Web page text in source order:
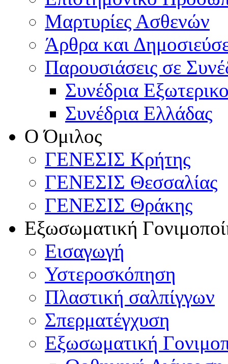
Μαρτυρίες Ασθενών
Άρθρα και
Παρουσιάσεις σε
Συνέδρια
Συνέδρια Ελλάδας
Ο Όμιλος
ΓΕΝΕΣΙΣ Κρήτης
ΓΕΝΕΣΙΣ Θεσσαλίας
ΓΕΝΕΣΙΣ Θράκης
Εξωσωματική
Εισαγωγή
Υστεροσκόπηση
Πλαστική σαλπίγγων
Σπερματέγχυση
Εξωσωματική